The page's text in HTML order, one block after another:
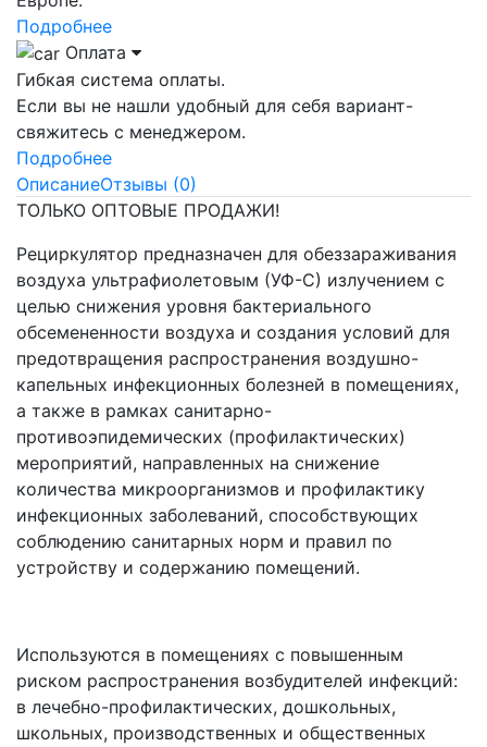
Подробнее
Оплата
Гибкая система оплаты.
Если вы не нашли удобный для себя вариант-
свяжитесь с менеджером.
Подробнее
ОписаниеОтзывы (0)
ТОЛЬКО ОПТОВЫЕ ПРОДАЖИ!
Рециркулятор предназначен для обеззараживания
воздуха ультрафиолетовым (УФ-С) излучением с
целью снижения уровня бактериального
обсемененности воздуха и создания условий для
предотвращения распространения воздушно-
капельных инфекционных болезней в помещениях,
а также в рамках санитарно-
противоэпидемических (профилактических)
мероприятий, направленных на снижение
количества микроорганизмов и профилактику
инфекционных заболеваний, способствующих
соблюдению санитарных норм и правил по
устройству и содержанию помещений.
Используются в помещениях с повышенным
риском распространения возбудителей инфекций:
в лечебно-профилактических, дошкольных,
школьных, производственных и общественных